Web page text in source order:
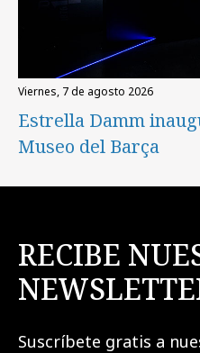
viernes, 7 de agosto 2026
Estrella Damm
Museo del Barça
RECIBE
Suscríbete gratis a